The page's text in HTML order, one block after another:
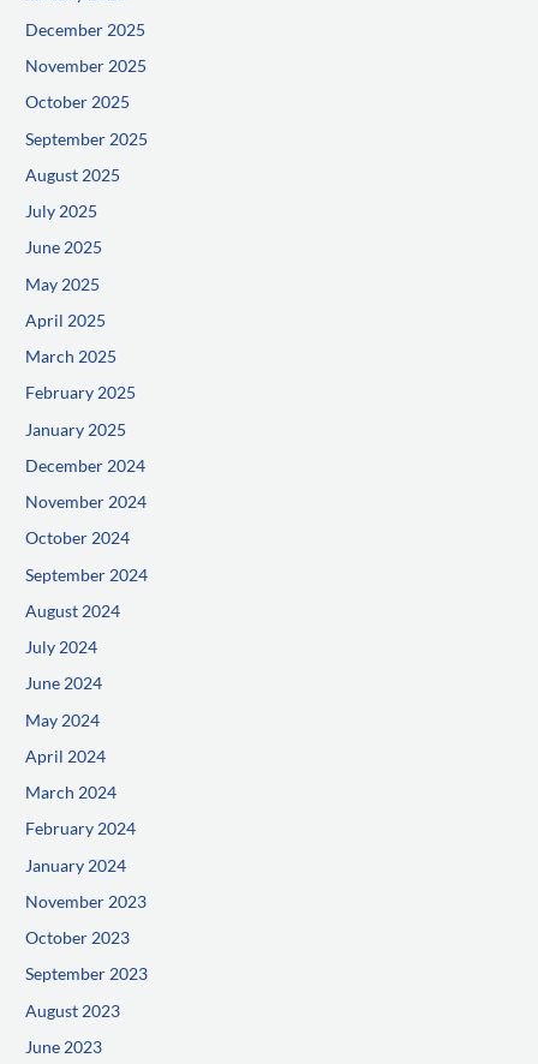
December 2025
November 2025
October 2025
September 2025
August 2025
July 2025
June 2025
May 2025
April 2025
March 2025
February 2025
January 2025
December 2024
November 2024
October 2024
September 2024
August 2024
July 2024
June 2024
May 2024
April 2024
March 2024
February 2024
January 2024
November 2023
October 2023
September 2023
August 2023
June 2023